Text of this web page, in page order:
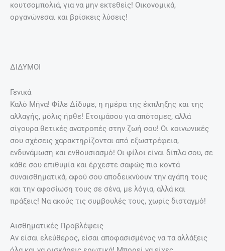
κουτσομπολιά, για να μην εκτεθείς! Οικονομικά,
οργανώνεσαι και βρίσκεις λύσεις!
ΔΙΔΥΜΟΙ
Γενικά
Καλό Μήνα! Φίλε Δίδυμε, η ημέρα της έκπληξης και της
αλλαγής, μόλις ήρθε! Ετοιμάσου για απότομες, αλλά
σίγουρα θετικές ανατροπές στην ζωή σου! Οι κοινωνικές
σου σχέσεις χαρακτηρίζονται από εξωστρέφεια,
ενδυνάμωση και ενθουσιασμό! Οι φίλοι είναι δίπλα σου, σε
κάθε σου επιθυμία και έρχεστε σαφώς πιο κοντά
συναισθηματικά, αφού σου αποδεικνύουν την αγάπη τους
και την αφοσίωση τους σε σένα, με λόγια, αλλά και
πράξεις! Να ακούς τις συμβουλές τους, χωρίς δισταγμό!
Αισθηματικές Προβλέψεις
Αν είσαι ελεύθερος, είσαι αποφασισμένος να τα αλλάξεις